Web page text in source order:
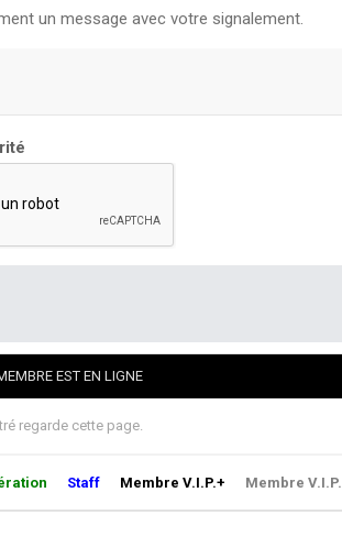
un message avec votre signalement.
EST EN LIGNE
regarde cette page.
Staff Membre V.I.P.+ Membre V.I.P.